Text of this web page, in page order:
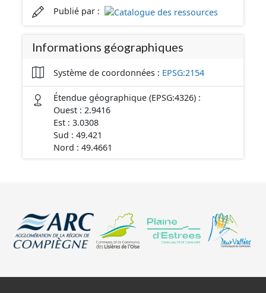
Publié par :
Informations géographiques
Système de coordonnées : EPSG:2154
Étendue géographique (EPSG:4326) :
Ouest : 2.9416
Est : 3.0308
Sud : 49.421
Nord : 49.4661